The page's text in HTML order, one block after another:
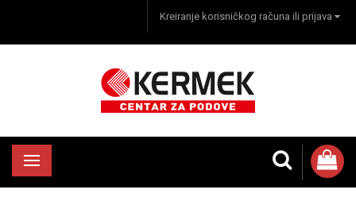
Kreiranje korisničkog računa ili prijava